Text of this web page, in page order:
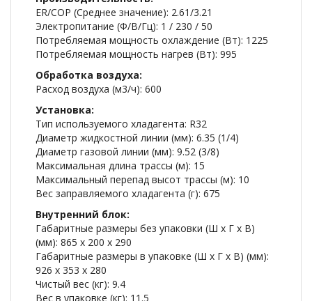
ER/COP (Среднее значение): 2.61/3.21
Электропитание (Ф/В/Гц): 1 / 230 / 50
Потребляемая мощность охлаждение (Вт): 1225
Потребляемая мощность нагрев (Вт): 995
Обработка воздуха:
Расход воздуха (м3/ч): 600
Установка:
Тип используемого хладагента: R32
Диаметр жидкостной линии (мм): 6.35 (1/4)
Диаметр газовой линии (мм): 9.52 (3/8)
Максимальная длина трассы (м): 15
Максимальный перепад высот трассы (м): 10
Вес заправляемого хладагента (г): 675
Внутренний блок:
Габаритные размеры без упаковки (Ш x Г x В)
(мм): 865 х 200 х 290
Габаритные размеры в упаковке (Ш x Г x В) (мм):
926 х 353 х 280
Чистый вес (кг): 9.4
Вес в упаковке (кг): 11.5